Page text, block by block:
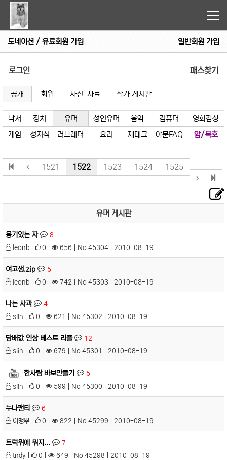
도네이션 / 유료회원 가입 일반회원 가입
로그인 패스찾기
공개 회원 사진-자료 작가 게시판
낙서 정치 유머 성인유머 음악 컴퓨터
영화감상
게임
성지식 러브레터 요리 재테크 야문FAQ 암/복호
1521 1522 1523 1524 1525
유머 게시판
용기있는 자
8
leonb |
0 | 656 | No 45304 | 2010-08-19
여고생.zip
5
leonb |
0 | 742 | No 45303 | 2010-08-19
나는 사과
4
siin |
0 | 621 | No 45302 | 2010-08-19
담배값 인상 베스트 리플
12
siin |
0 | 679 | No 45301 | 2010-08-19
한사람 바보만들기
5
siin |
0 | 599 | No 45300 | 2010-08-19
누나팬티
6
어맹뿌 |
0 | 822 | No 45299 | 2010-08-19
트럭위에 뭐지...
7
tndy |
0 | 649 | No 45298 | 2010-08-19